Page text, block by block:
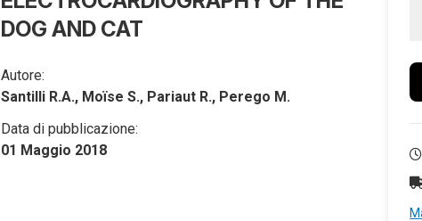
DOG AND CAT
Autore:
Santilli R.A., Moïse S., Pariaut R., Perego M.
Data di pubblicazione:
01 Maggio 2018